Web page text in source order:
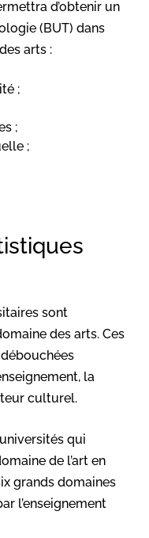
d’obtenir un
(BUT) dans
arts :
;
;
;
sont
des arts. Ces
la
culturel.
qui
de l’art en
grands domaines
l’enseignement